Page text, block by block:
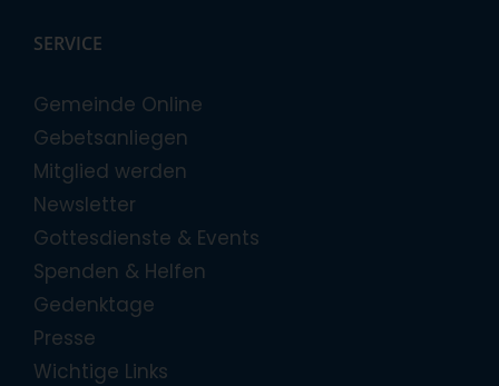
SERVICE
Gemeinde Online
Gebetsanliegen
Mitglied werden
Newsletter
Gottesdienste & Events
Spenden & Helfen
Gedenktage
Presse
Wichtige Links